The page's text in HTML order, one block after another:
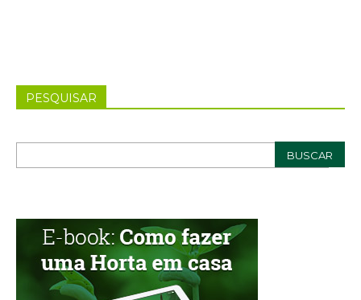
PESQUISAR